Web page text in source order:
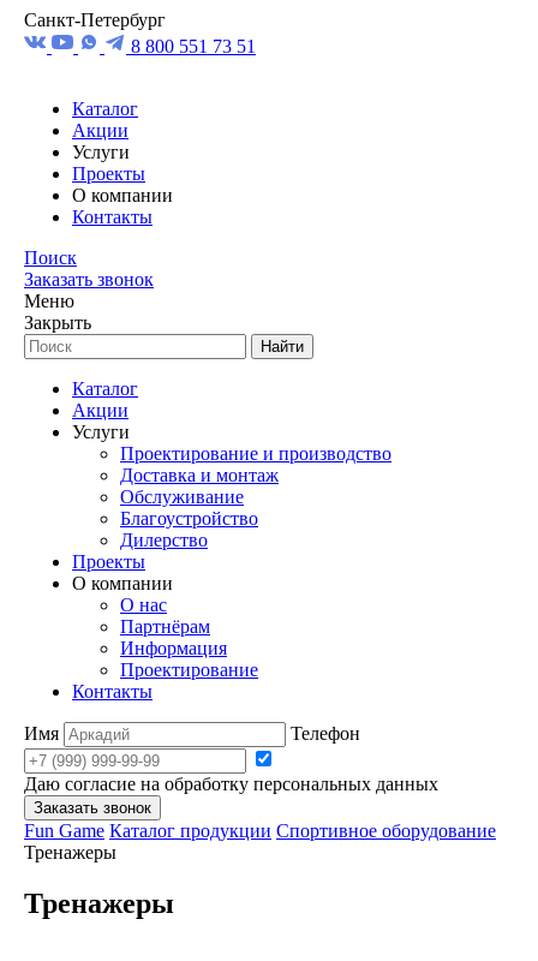
Санкт-Петербург
8 800 551 73 51
Каталог
Акции
Услуги
Проекты
О компании
Контакты
Поиск
Заказать звонок
Меню
Закрыть
Найти
Каталог
Акции
Услуги
Проектирование и производство
Доставка и монтаж
Обслуживание
Благоустройство
Дилерство
Проекты
О компании
О нас
Партнёрам
Информация
Проектирование
Контакты
Имя Телефон
Даю согласие на обработку персональных данных
Заказать звонок
Fun Game Каталог продукции Спортивное оборудование
Тренажеры
Тренажеры